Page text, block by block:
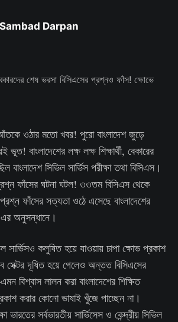
Darpan
ওঠার মতো খবর! পুরো বাংলাদেশ জুড়ে
বাংলাদেশের লক্ষ লক্ষ শিক্ষার্থী, বেকারের
বাংলাদেশ সিভিল সার্ভিস পরীক্ষা তথা বিসিএস।
ফাঁসের ঘটনা ঘটল! ৩৩তম বিসিএস থেকে
ফাঁসের সত্যতা ওঠে এসেছে বাংলাদেশের
অনুসন্ধানে।
সার্ভিসও কলুষিত হয়ে যাওয়ায় চাপা ক্ষোভ প্রকাশ
সেক্টর দূষিত হয়ে গেলেও অন্তত বিসিএসের
বিশ্বাস লালন করা বাংলাদেশের শিক্ষিত
করার কোনো ভাষাই খুঁজে পাচ্ছেন না।
ভারতের সর্বভারতীয় সার্ভিসেস ও কেন্দ্রীয় সিভিল